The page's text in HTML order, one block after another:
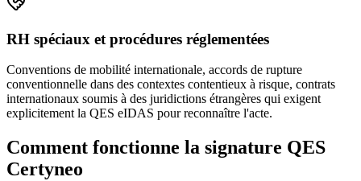
RH spéciaux et procédures réglementées
Conventions de mobilité internationale, accords de rupture
conventionnelle dans des contextes contentieux à risque, contrats
internationaux soumis à des juridictions étrangères qui exigent
explicitement la QES eIDAS pour reconnaître l'acte.
Comment fonctionne la signature QES
Certyneo